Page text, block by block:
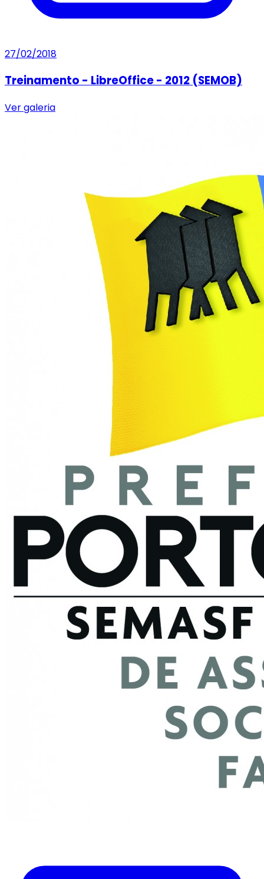
27/02/2018
Treinamento - LibreOffice - 2012 (SEMOB)
Ver galeria